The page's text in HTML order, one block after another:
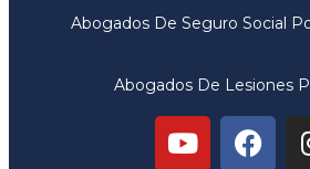
Abogados De Seguro Social
Abogados De Lesiones